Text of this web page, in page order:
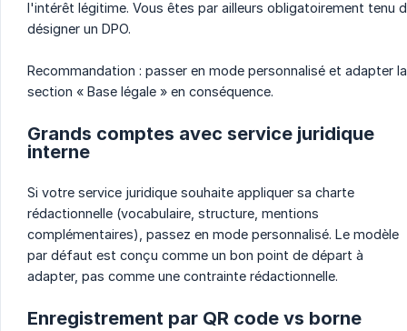
l'intérêt légitime. Vous êtes par ailleurs obligatoirement tenu
désigner un DPO.
Recommandation : passer en mode personnalisé et adapter la
section « Base légale » en conséquence.
Grands comptes avec service juridique
interne
Si votre service juridique souhaite appliquer sa charte
rédactionnelle (vocabulaire, structure, mentions
complémentaires), passez en mode personnalisé. Le modèle
par défaut est conçu comme un bon point de départ à
adapter, pas comme une contrainte rédactionnelle.
Enregistrement par QR code vs borne